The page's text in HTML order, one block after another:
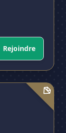
Rejoindre